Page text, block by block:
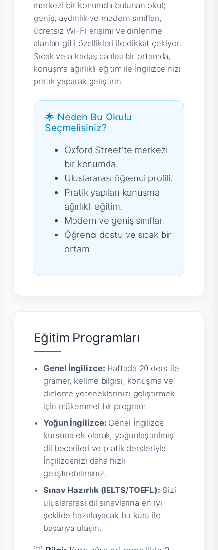
merkezi bir konumda bulunan okul;
geniş, aydınlık ve modern sınıfları,
ücretsiz Wi-Fi erişimi ve dinlenme
alanları gibi özellikleri ile dikkat çekiyor.
Sıcak ve arkadaş canlısı bir ortamda,
konuşma ağırlıklı eğitim ile İngilizce'nizi
pratik yaparak geliştirin.
🌟 Neden Bu Okulu
Seçmelisiniz?
Oxford Street'te merkezi
bir konumda.
Uluslararası öğrenci profili.
Pratik yapılan konuşma
ağırlıklı eğitim.
Modern ve geniş sınıflar.
Öğrenci dostu ve sıcak bir
ortam.
Eğitim Programları
Genel İngilizce: Haftada 20 ders ile
gramer, kelime bilgisi, konuşma ve
dinleme yeteneklerinizi geliştirmek
için mükemmel bir program.
Yoğun İngilizce: Genel İngilizce
kursuna ek olarak, yoğunlaştırılmış
dil becerileri ve pratik dersleriyle
İngilizcenizi daha hızlı
geliştirebilirsiniz.
Sınav Hazırlık (IELTS/TOEFL): Sizi
uluslararası dil sınavlarına en iyi
şekilde hazırlayacak bu kurs ile
başarıya ulaşın.